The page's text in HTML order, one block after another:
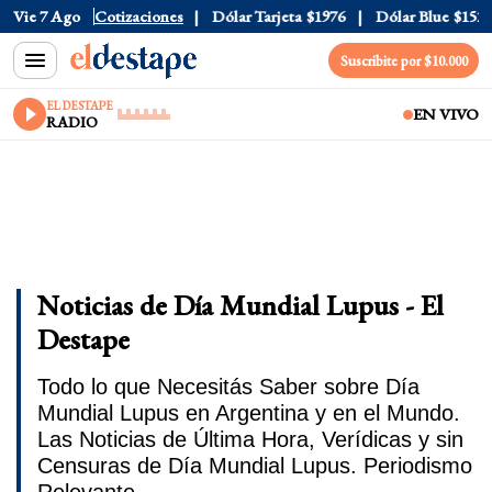
Vie 7 Ago Cotizaciones
Dólar Oficial $1520 Dólar Tarjeta $1976 Dólar Blue $1525
Suscribite por $10.000
EL DESTAPE
RADIO EN VIVO
Noticias de Día Mundial Lupus - El
Destape
Todo lo que Necesitás Saber sobre Día
Mundial Lupus en Argentina y en el Mundo.
Las Noticias de Última Hora, Verídicas y sin
Censuras de Día Mundial Lupus. Periodismo